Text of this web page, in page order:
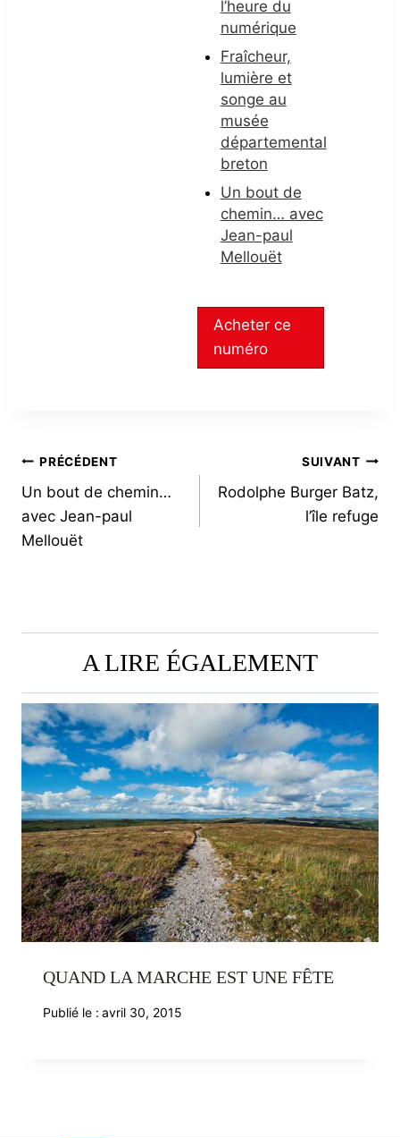
l’heure du
numérique
Fraîcheur,
lumière et
songe au
musée
départemental
breton
Un bout de
chemin… avec
Jean-paul
Mellouët
Acheter ce
numéro
NAVIGATION
DE
L’ARTICLE
PRÉCÉDENT
Un bout de chemin…
avec Jean-paul
Mellouët
SUIVANT
Rodolphe Burger Batz,
l’île refuge
A LIRE ÉGALEMENT
QUAND LA MARCHE EST UNE FÊTE
Publié le : avril 30, 2015